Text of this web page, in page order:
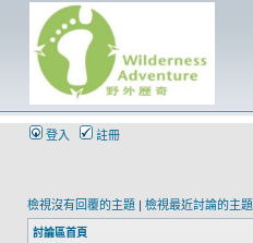
登入 註冊
檢視沒有回覆的主題 | 檢視最近討論的主題
討論區首頁